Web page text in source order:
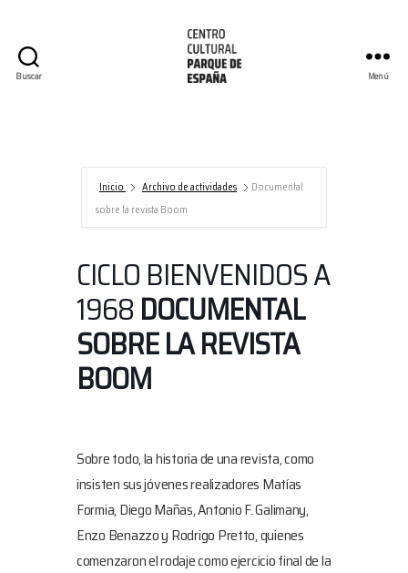
Buscar
España/AECID
Menú
Inicio Archivo de actividades
Documental
sobre la revista Boom
CICLO BIENVENIDOS A
1968DOCUMENTAL
SOBRE LA REVISTA
BOOM
Sobre todo, la historia de una revista, como
insisten sus jóvenes realizadores Matías
Formia, Diego Mañas, Antonio F. Galimany,
Enzo Benazzo y Rodrigo Pretto, quienes
comenzaron el rodaje como ejercicio final de la